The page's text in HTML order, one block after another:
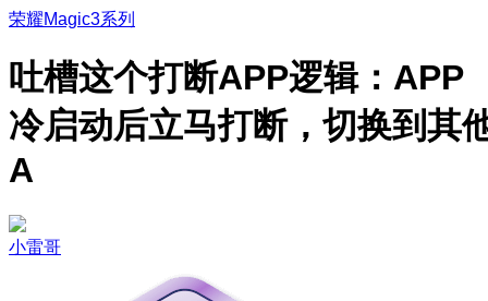
荣耀Magic3系列
吐槽这个打断APP逻辑：APP
冷启动后立马打断，切换到其
A
小雷哥